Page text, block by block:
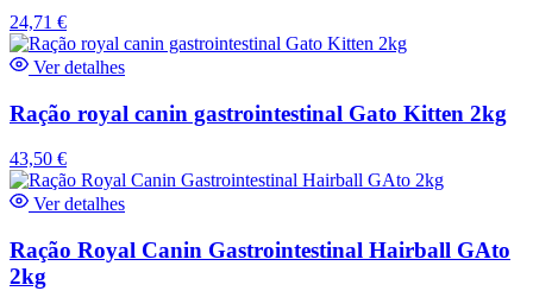
24,71 €
Ver detalhes
Ração royal canin gastrointestinal Gato Kitten 2kg
43,50 €
Ver detalhes
Ração Royal Canin Gastrointestinal Hairball GAto
2kg